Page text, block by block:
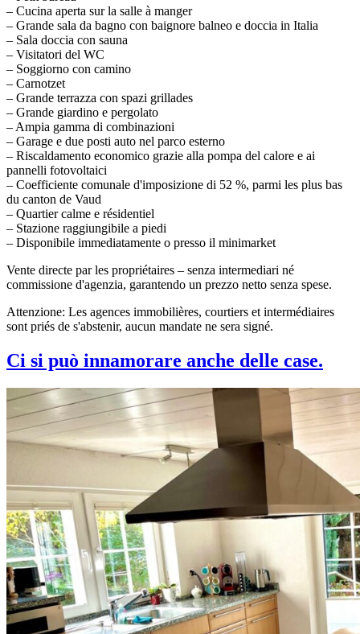
– Cucina aperta sur la salle à manger
– Grande sala da bagno con baignore balneo e doccia in Italia
– Sala doccia con sauna
– Visitatori del WC
– Soggiorno con camino
– Carnotzet
– Grande terrazza con spazi grillades
– Grande giardino e pergolato
– Ampia gamma di combinazioni
– Garage e due posti auto nel parco esterno
– Riscaldamento economico grazie alla pompa del calore e ai
pannelli fotovoltaici
– Coefficiente comunale d'imposizione di 52 %, parmi les plus bas
du canton de Vaud
– Quartier calme e résidentiel
– Stazione raggiungibile a piedi
– Disponibile immediatamente o presso il minimarket
Vente directe par les propriétaires – senza intermediari né
commissione d'agenzia, garantendo un prezzo netto senza spese.
Attenzione: Les agences immobilières, courtiers et intermédiaires
sont priés de s'abstenir, aucun mandate ne sera signé.
Ci si può innamorare anche delle case.